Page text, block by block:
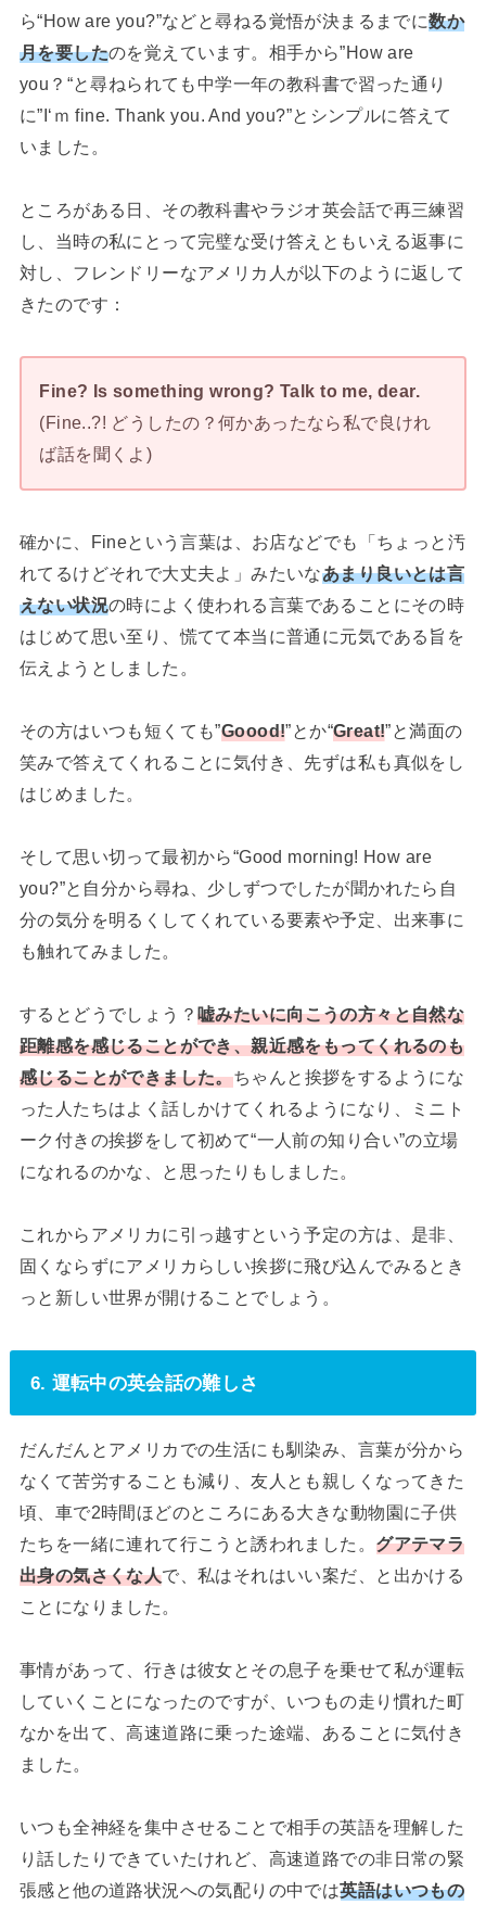
ら“How are you?”などと尋ねる覚悟が決まるまでに数か
月を要したのを覚えています。相手から”How are
you？“と尋ねられても中学一年の教科書で習った通り
に”I‘ｍ fine. Thank you. And you?”とシンプルに答えて
いました。
ところがある日、その教科書やラジオ英会話で再三練習
し、当時の私にとって完璧な受け答えともいえる返事に
対し、フレンドリーなアメリカ人が以下のように返して
きたのです：
Fine? Is something wrong? Talk to me, dear.
(Fine..?! どうしたの？何かあったなら私で良けれ
ば話を聞くよ)
確かに、Fineという言葉は、お店などでも「ちょっと汚
れてるけどそれで大丈夫よ」みたいなあまり良いとは言
えない状況の時によく使われる言葉であることにその時
はじめて思い至り、慌てて本当に普通に元気である旨を
伝えようとしました。
その方はいつも短くても”Goood!”とか“Great!”と満面の
笑みで答えてくれることに気付き、先ずは私も真似をし
はじめました。
そして思い切って最初から“Good morning! How are
you?”と自分から尋ね、少しずつでしたが聞かれたら自
分の気分を明るくしてくれている要素や予定、出来事に
も触れてみました。
するとどうでしょう？嘘みたいに向こうの方々と自然な
距離感を感じることができ、親近感をもってくれるのも
感じることができました。ちゃんと挨拶をするようにな
った人たちはよく話しかけてくれるようになり、ミニト
ーク付きの挨拶をして初めて“一人前の知り合い”の立場
になれるのかな、と思ったりもしました。
これからアメリカに引っ越すという予定の方は、是非、
固くならずにアメリカらしい挨拶に飛び込んでみるとき
っと新しい世界が開けることでしょう。
6. 運転中の英会話の難しさ
だんだんとアメリカでの生活にも馴染み、言葉が分から
なくて苦労することも減り、友人とも親しくなってきた
頃、車で2時間ほどのところにある大きな動物園に子供
たちを一緒に連れて行こうと誘われました。 グアテマラ
出身の気さくな人で、私はそれはいい案だ、と出かける
ことになりました。
事情があって、行きは彼女とその息子を乗せて私が運転
していくことになったのですが、いつもの走り慣れた町
なかを出て、高速道路に乗った途端、あることに気付き
ました。
いつも全神経を集中させることで相手の英語を理解した
り話したりできていたけれど、高速道路での非日常の緊
張感と他の道路状況への気配りの中では英語はいつもの